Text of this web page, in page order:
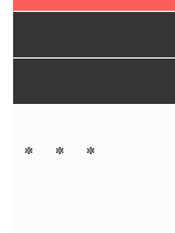
* * *